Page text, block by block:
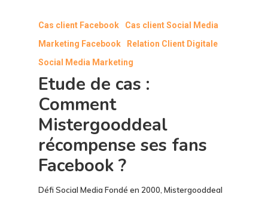
Cas client Facebook
Cas client Social Media
Marketing Facebook
Relation Client Digitale
Social Media Marketing
Etude de cas :
Comment
Mistergooddeal
récompense ses fans
Facebook ?
Défi Social Media Fondé en 2000, Mistergooddeal